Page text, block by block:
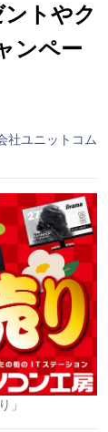
トやク
ンペー
社ユニットコム
」